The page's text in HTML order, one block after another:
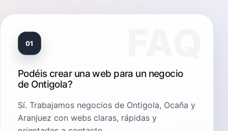
01
Podéis crear una web para un negocio
de Ontigola?
Sí. Trabajamos negocios de Ontigola, Ocaña y
Aranjuez con webs claras, rápidas y